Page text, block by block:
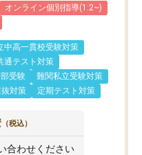
オンライン個別指導(1:2~)
中高一貫校受験対策
通テスト対策
受験
難関私立受験対策
対策
定期テスト対策
（税込）
合わせください